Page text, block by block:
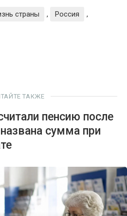
страны , Россия
,
ТАКЖЕ
пенсию после
сумма при